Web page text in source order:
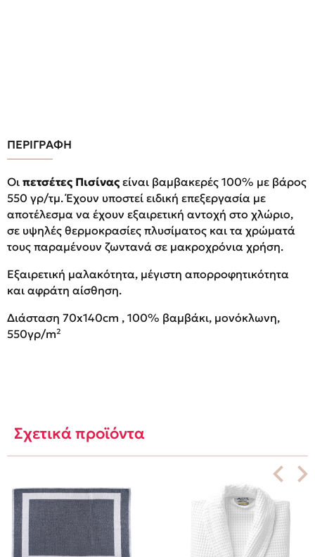
ΠΕΡΙΓΡΑΦΗ
Οι πετσέτες Πισίνας είναι βαμβακερές 100% με βάρος
550 γρ/τμ. Έχουν υποστεί ειδική επεξεργασία με
αποτέλεσμα να έχουν εξαιρετική αντοχή στο χλώριο,
σε υψηλές θερμοκρασίες πλυσίματος και τα χρώματά
τους παραμένουν ζωντανά σε μακροχρόνια χρήση.
Εξαιρετική μαλακότητα, μέγιστη απορροφητικότητα
και αφράτη αίσθηση.
Διάσταση 70x140cm , 100% βαμβάκι, μονόκλωνη,
550γρ/m²
Σχετικά προϊόντα